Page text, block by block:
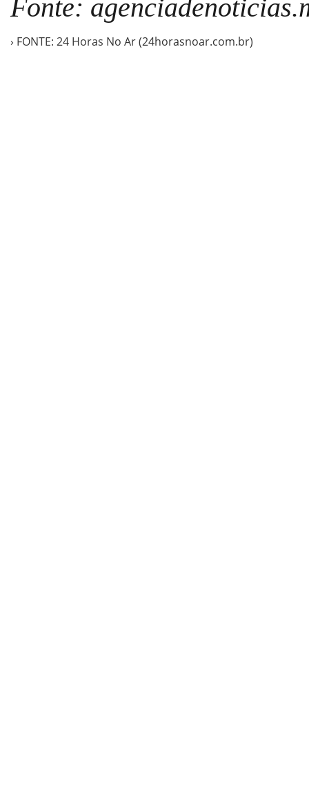
Fonte:
› FONTE: 24 Horas No Ar (24horasnoar.com.br)